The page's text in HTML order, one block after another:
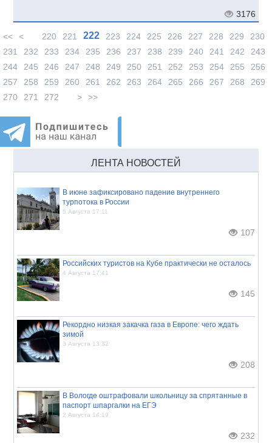
3176
<< < 220 221 222 223 224 225 226 227 228 229
230
231
232 233 234 235 236 237 238 239 240 241 242
243
244
245 246 247 248 249 250 251 252 253 254 255
256
257
258 259 260 261 262 263 264 265 266 267 268
269
270
271 272 > >>
ЛЕНТА НОВОСТЕЙ
В июне зафиксировано падение внутреннего
турпотока в России
5 Августа 17:11
107
Российских туристов на Кубе практически не осталось
4 Августа 17:41
145
Рекордно низкая закачка газа в Европе: чего ждать
зимой
3 Августа 13:32
208
В Вологде оштрафовали школьницу за спрятанные в
паспорт шпаргалки на ЕГЭ
2 Августа 14:19
232